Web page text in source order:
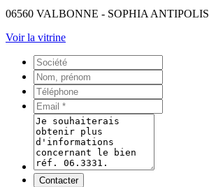
06560 VALBONNE - SOPHIA ANTIPOLIS
Voir la vitrine
Contacter